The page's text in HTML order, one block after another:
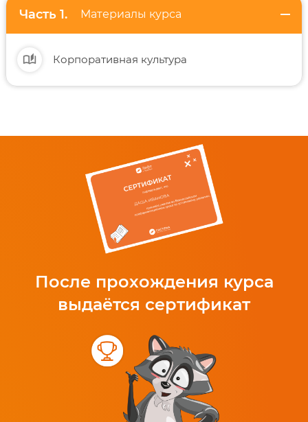
Материалы курса remove
auto_stories Корпоративная культура
После прохождения курса
выдаётся сертификат